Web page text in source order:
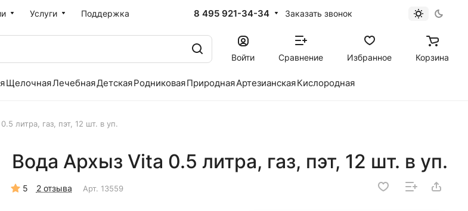
Услуги Поддержка 8 495 921-34-34 Заказать звонок
Войти Сравнение Избранное Корзина
ЩелочнаяЛечебнаяДетскаяРодниковаяПрироднаяАртезианскаяКислородная
литра, газ, пэт, 12 шт. в уп.
Вода Архыз Vita 0.5 литра, газ, пэт, 12 шт. в уп.
5 2 отзыва Арт. 13559